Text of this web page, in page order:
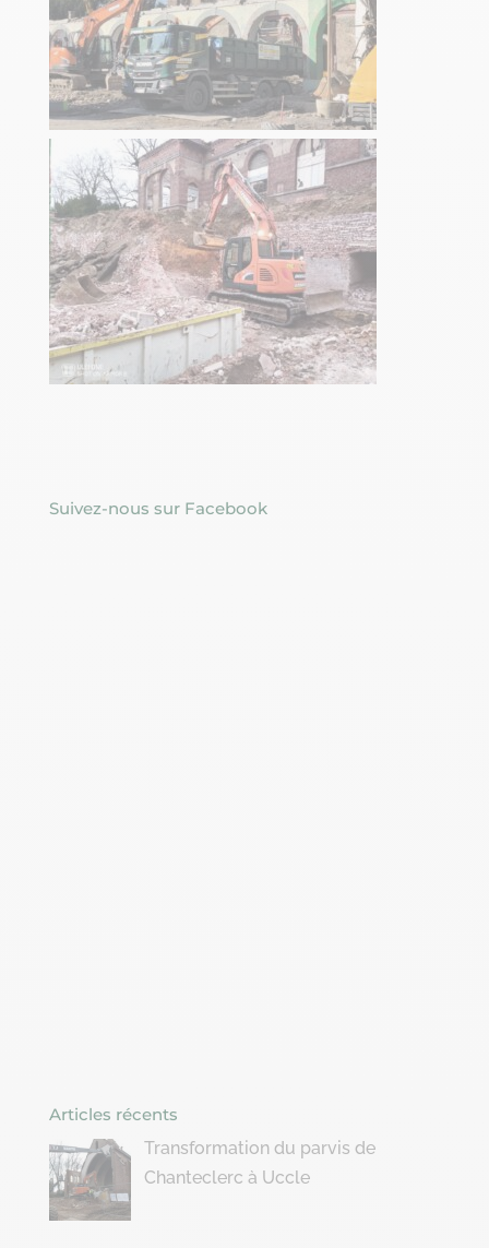
Suivez-nous sur Facebook
Articles récents
Transformation du parvis de
Chanteclerc à Uccle